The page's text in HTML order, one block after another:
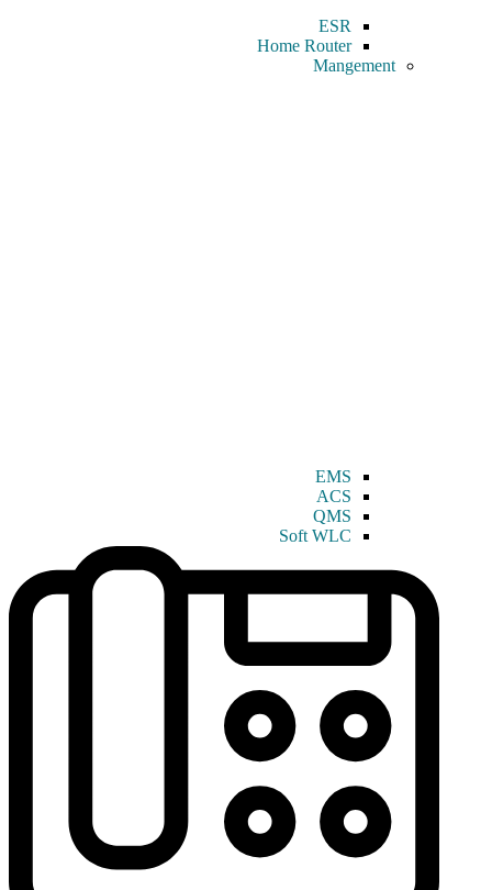
ESR
Home Router
Mangement
EMS
ACS
QMS
Soft WLC